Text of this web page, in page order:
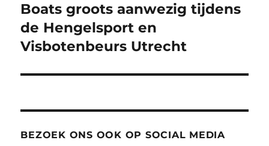
bericht:
Boats groots aanwezig tijdens
de Hengelsport en
Visbotenbeurs Utrecht
BEZOEK ONS OOK OP SOCIAL MEDIA